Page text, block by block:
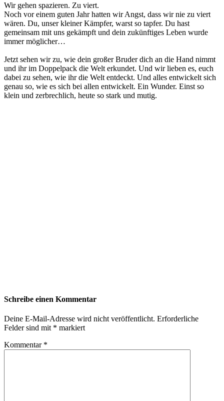
Wir gehen spazieren. Zu viert.
Noch vor einem guten Jahr hatten wir Angst, dass wir nie zu viert
wären. Du, unser kleiner Kämpfer, warst so tapfer. Du hast
gemeinsam mit uns gekämpft und dein zukünftiges Leben wurde
immer möglicher…
Jetzt sehen wir zu, wie dein großer Bruder dich an die Hand nimmt
und ihr im Doppelpack die Welt erkundet. Und wir lieben es, euch
dabei zu sehen, wie ihr die Welt entdeckt. Und alles entwickelt sich
genau so, wie es sich bei allen entwickelt. Ein Wunder. Einst so
klein und zerbrechlich, heute so stark und mutig.
Schreibe einen Kommentar
Deine E-Mail-Adresse wird nicht veröffentlicht. Erforderliche
Felder sind mit * markiert
Kommentar *